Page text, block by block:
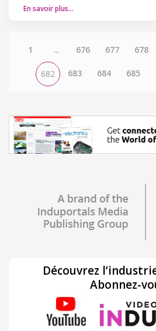
En savoir plus…
1 ... 676 677 678
682 683 684 685
Découvrez
Abonnez-